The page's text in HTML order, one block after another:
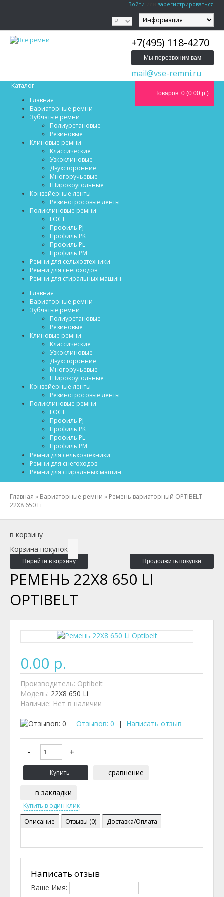
Войти зарегистрироваться
+7(495) 118-4270
Мы перезвоним вам
mail@vse-remni.ru
Каталог
Товаров: 0 (0.00 р.)
Главная
Вариаторные ремни
Зубчатые ремни
Полиуретановые
Резиновые
Клиновые ремни
Классические
Узкоклиновые
Двухсторонние
Многоручьевые
Широкоугольные
Конвейерные ленты
Резинотросовые ленты
Поликлиновые ремни
ГОСТ
Профиль PJ
Профиль PK
Профиль PL
Профиль PM
Ремни для сельхозтехники
Ремни для снегоходов
Ремни для стиральных машин
Главная
Вариаторные ремни
Зубчатые ремни
Полиуретановые
Резиновые
Клиновые ремни
Классические
Узкоклиновые
Двухсторонние
Многоручьевые
Широкоугольные
Конвейерные ленты
Резинотросовые ленты
Поликлиновые ремни
ГОСТ
Профиль PJ
Профиль PK
Профиль PL
Профиль PM
Ремни для сельхозтехники
Ремни для снегоходов
Ремни для стиральных машин
Главная » Вариаторные ремни » Ремень вариаторный OPTIBELT
22X8 650 Li
в корзину
Корзина покупок
Перейти в корзину Продолжить покупки
РЕМЕНЬ 22X8 650 LI
OPTIBELT
0.00 р.
Производитель: Optibelt
Модель: 22X8 650 Li
Наличие: Нет в наличии
Отзывов: 0 | Написать отзыв
сравнение
в закладки
Описание Отзывы (0) Доставка/Оплата
Написать отзыв
Ваше Имя: